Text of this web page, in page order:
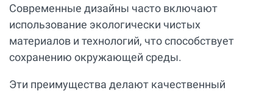
Современные дизайны часто включают
использование экологически чистых
материалов и технологий, что способствует
сохранению окружающей среды.
Эти преимущества делают качественный